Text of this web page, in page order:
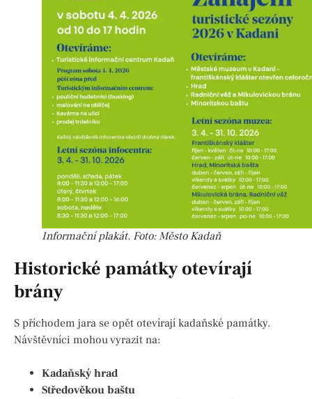
Informační plakát. Foto: Město Kadaň
Historické památky otevírají
brány
S příchodem jara se opět otevírají kadaňské památky.
Návštěvníci mohou vyrazit na:
Kadaňský hrad
Středověkou baštu